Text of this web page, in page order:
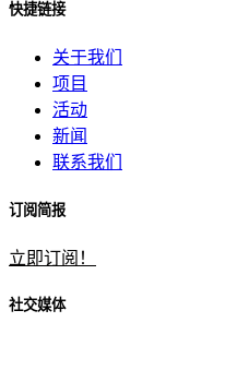
快捷链接
关于我们
项目
活动
新闻
联系我们
订阅简报
立即订阅！
社交媒体